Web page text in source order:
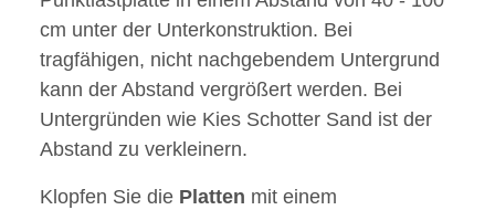
cm unter der Unterkonstruktion. Bei
tragfähigen, nicht nachgebendem Untergrund
kann der Abstand vergrößert werden. Bei
Untergründen wie Kies Schotter Sand ist der
Abstand zu verkleinern.
Klopfen Sie die Platten mit einem